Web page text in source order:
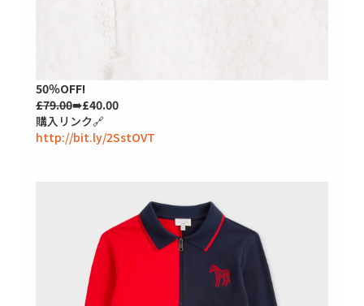
50％OFF!
£79.00➠£40.00
購入リンク🔗
http://bit.ly/2SstOVT